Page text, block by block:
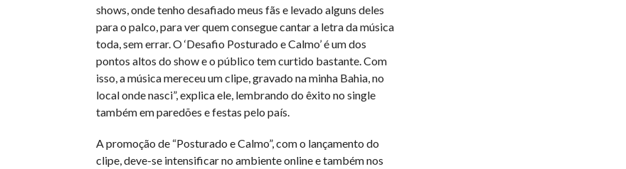
shows, onde tenho desafiado meus fãs e levado alguns deles
para o palco, para ver quem consegue cantar a letra da música
toda, sem errar. O ‘Desafio Posturado e Calmo’ é um dos
pontos altos do show e o público tem curtido bastante. Com
isso, a música mereceu um clipe, gravado na minha Bahia, no
local onde nasci”, explica ele, lembrando do êxito no single
também em paredões e festas pelo país.
A promoção de “Posturado e Calmo”, com o lançamento do
clipe, deve-se intensificar no ambiente online e também nos